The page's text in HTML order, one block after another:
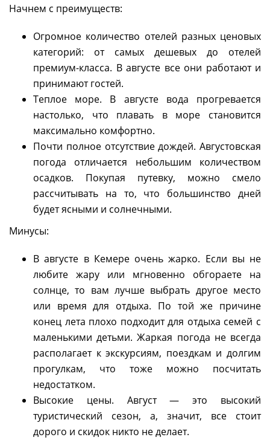
Начнем с преимуществ:
Огромное количество отелей разных ценовых
категорий: от самых дешевых до отелей
премиум-класса. В августе все они работают и
принимают гостей.
Теплое море. В августе вода прогревается
настолько, что плавать в море становится
максимально комфортно.
Почти полное отсутствие дождей. Августовская
погода отличается небольшим количеством
осадков. Покупая путевку, можно смело
рассчитывать на то, что большинство дней
будет ясными и солнечными.
Минусы:
В августе в Кемере очень жарко. Если вы не
любите жару или мгновенно обгораете на
солнце, то вам лучше выбрать другое место
или время для отдыха. По той же причине
конец лета плохо подходит для отдыха семей с
маленькими детьми. Жаркая погода не всегда
располагает к экскурсиям, поездкам и долгим
прогулкам, что тоже можно посчитать
недостатком.
Высокие цены. Август — это высокий
туристический сезон, а, значит, все стоит
дорого и скидок никто не делает.